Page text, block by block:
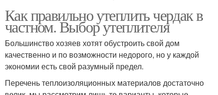
Как правильно утеплить чердак в
частном. Выбор утеплителя
Большинство хозяев хотят обустроить свой дом
качественно и по возможности недорого, но у каждой
экономии есть свой разумный предел.
Перечень теплоизоляционных материалов достаточно